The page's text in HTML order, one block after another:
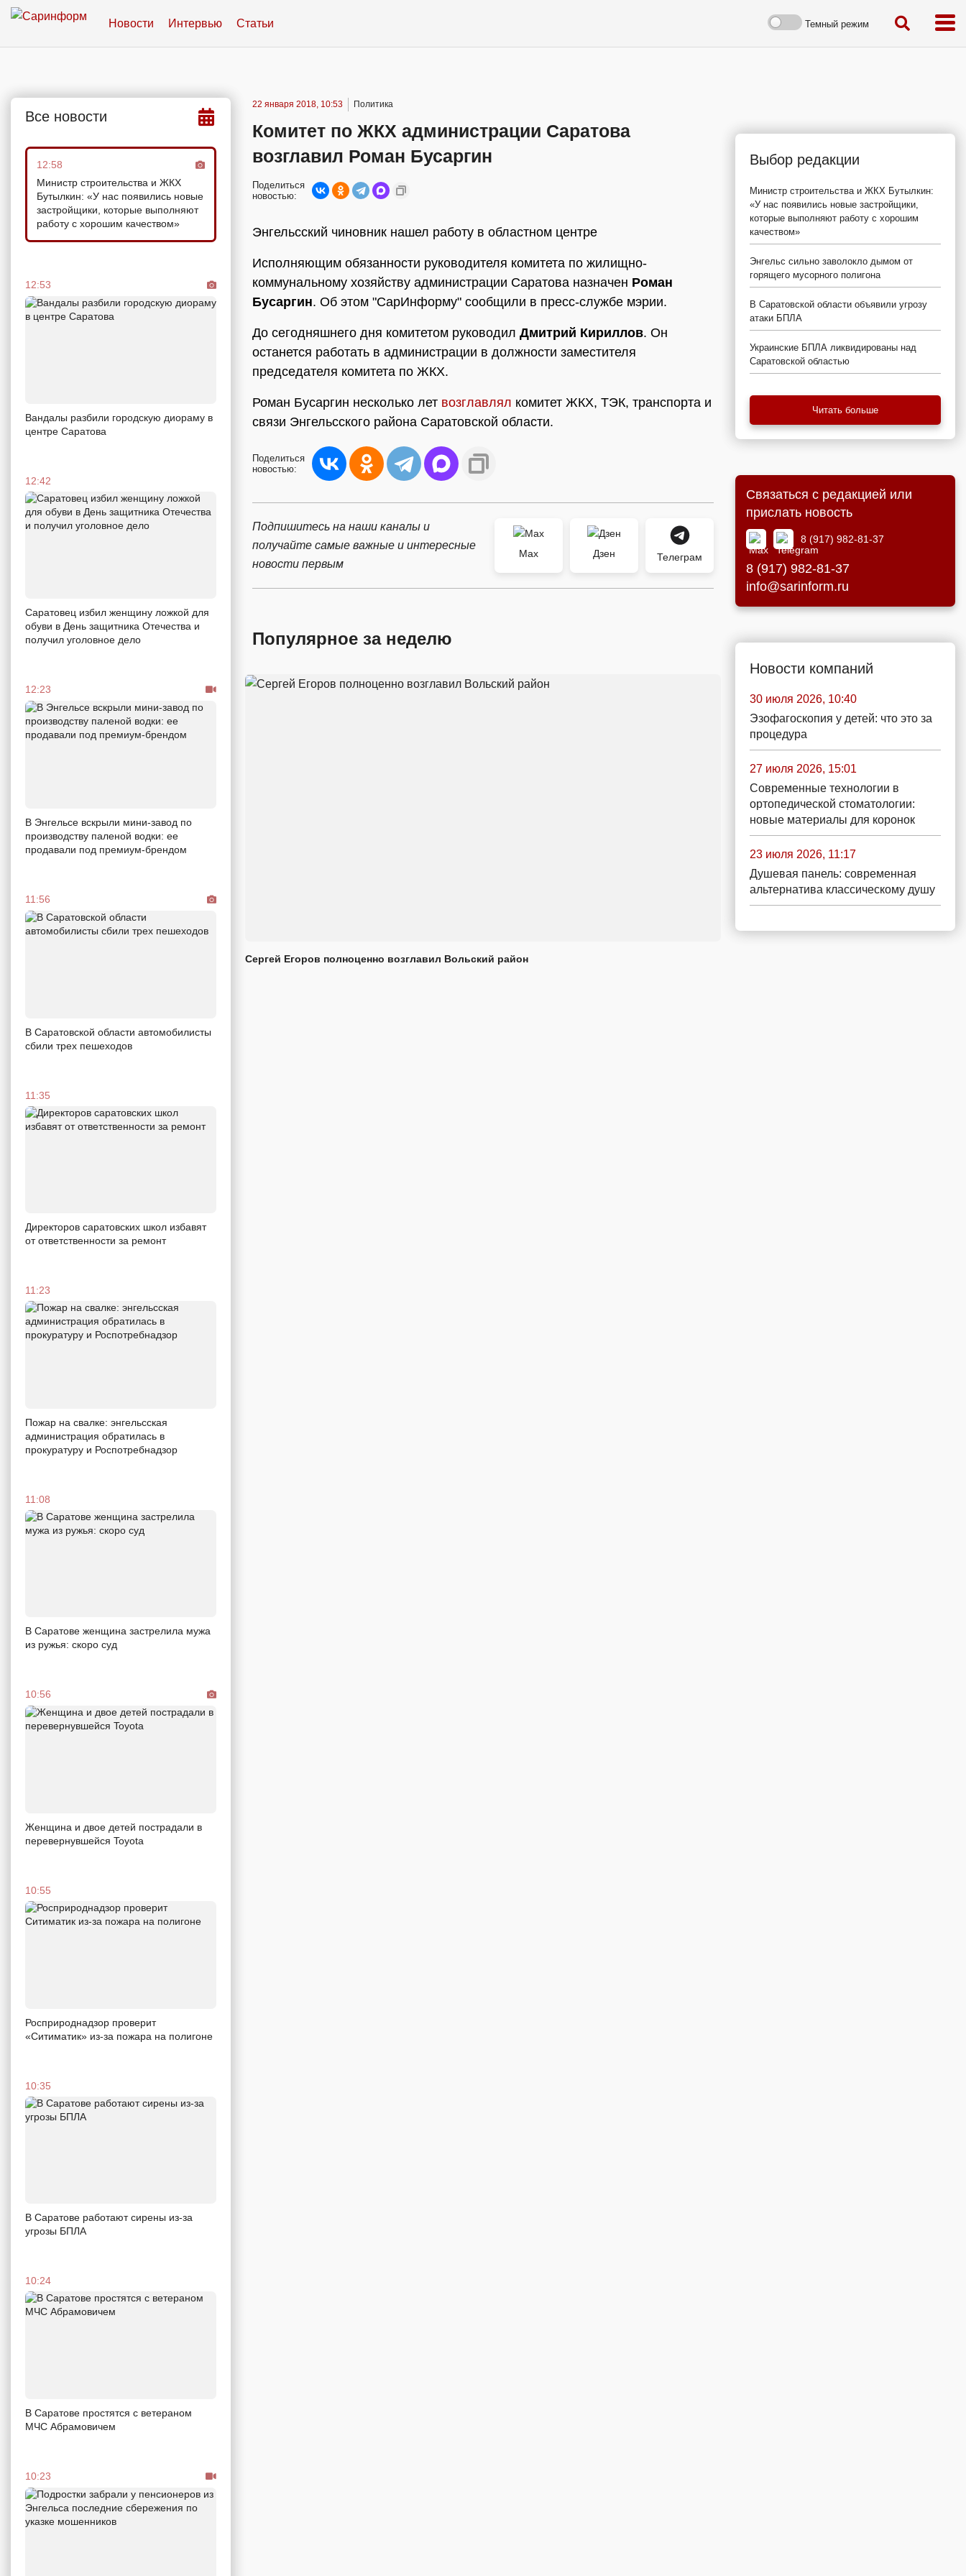
Новости Интервью Статьи Темный режим
Все новости
12:58
Министр строительства и ЖКХ
Бутылкин: «У нас появились новые
застройщики, которые выполняют
работу с хорошим качеством»
12:53
Вандалы разбили городскую диораму в
центре Саратова
12:42
Саратовец избил женщину ложкой для
обуви в День защитника Отечества и
получил уголовное дело
12:23
В Энгельсе вскрыли мини-завод по
производству паленой водки: ее
продавали под премиум-брендом
11:56
В Саратовской области автомобилисты
сбили трех пешеходов
11:35
Директоров саратовских школ избавят
от ответственности за ремонт
11:23
Пожар на свалке: энгельсская
администрация обратилась в
прокуратуру и Роспотребнадзор
11:08
В Саратове женщина застрелила мужа
из ружья: скоро суд
10:56
Женщина и двое детей пострадали в
перевернувшейся Toyota
10:55
Росприроднадзор проверит
«Ситиматик» из-за пожара на полигоне
10:35
В Саратове работают сирены из-за
угрозы БПЛА
10:24
В Саратове простятся с ветераном
МЧС Абрамовичем
10:23
22 января 2018, 10:53 Политика
Комитет по ЖКХ администрации Саратова
возглавил Роман Бусаргин
Поделиться
новостью:
Энгельсский чиновник нашел работу в областном центре
Исполняющим обязанности руководителя комитета по жилищно-
коммунальному хозяйству администрации Саратова назначен Роман
Бусаргин. Об этом "СарИнформу" сообщили в пресс-службе мэрии.
До сегодняшнего дня комитетом руководил Дмитрий Кириллов. Он
останется работать в администрации в должности заместителя
председателя комитета по ЖКХ.
Роман Бусаргин несколько лет возглавлял комитет ЖКХ, ТЭК, транспорта и
связи Энгельсского района Саратовской области.
Поделиться
новостью:
Подпишитесь на наши каналы и
получайте самые важные и интересные
новости первым
Max Дзен Телеграм
Популярное за неделю
Сергей Егоров полноценно возглавил Вольский район
Выбор редакции
Министр строительства и ЖКХ Бутылкин:
«У нас появились новые застройщики,
которые выполняют работу с хорошим
качеством»
Энгельс сильно заволокло дымом от
горящего мусорного полигона
В Саратовской области объявили угрозу
атаки БПЛА
Украинские БПЛА ликвидированы над
Саратовской областью
Читать больше
Связаться с редакцией или
прислать новость
8 (917) 982-81-37
8 (917) 982-81-37
info@sarinform.ru
Новости компаний
30 июля 2026, 10:40
Эзофагоскопия у детей: что это за
процедура
27 июля 2026, 15:01
Современные технологии в
ортопедической стоматологии:
новые материалы для коронок
23 июля 2026, 11:17
Душевая панель: современная
альтернатива классическому душу